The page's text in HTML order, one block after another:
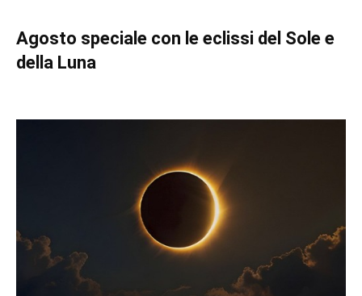
Agosto speciale con le eclissi del Sole e
della Luna